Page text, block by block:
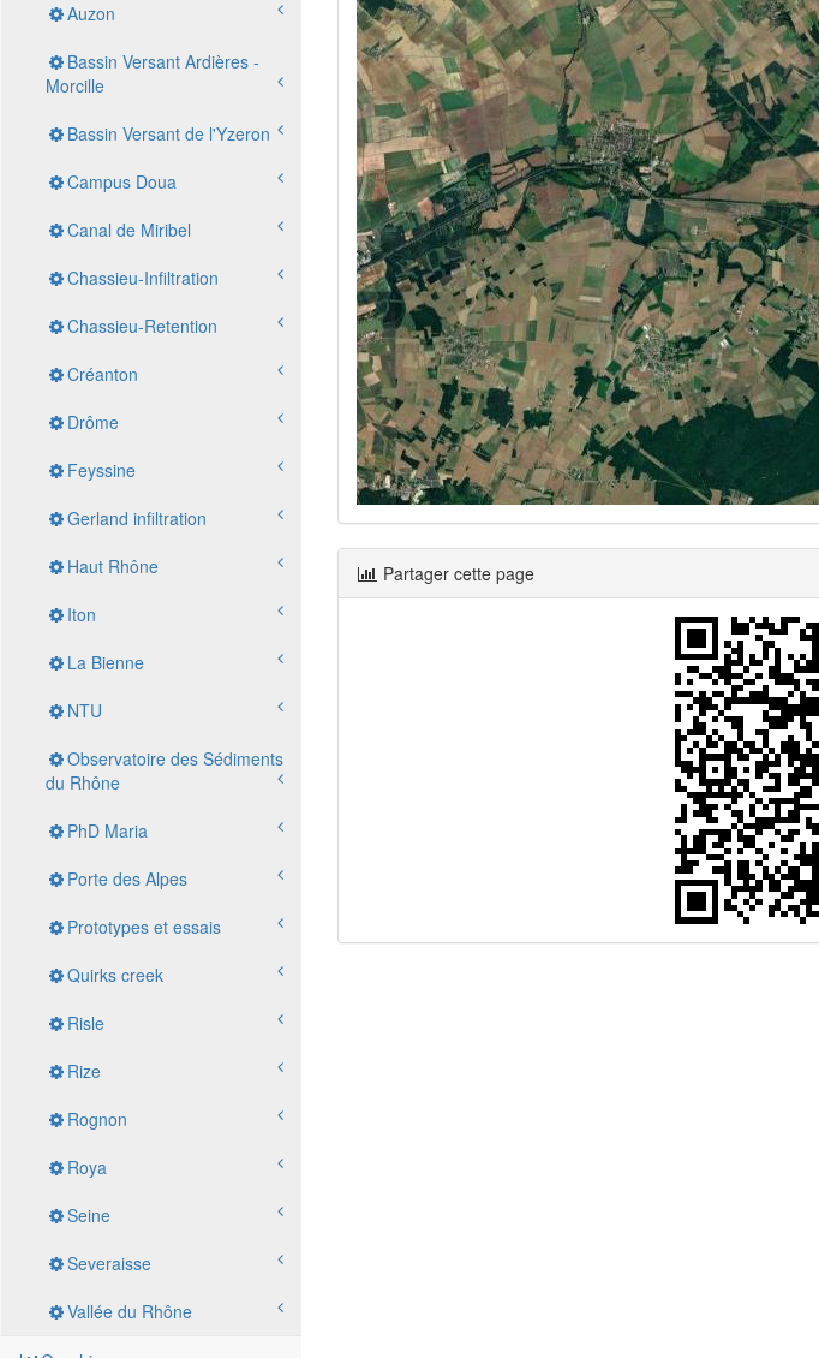
Auzon
Bassin Versant Ardières -
Morcille
Bassin Versant de l'Yzeron
Campus Doua
Canal de Miribel
Chassieu-Infiltration
Chassieu-Retention
Créanton
Drôme
Feyssine
Gerland infiltration
Haut Rhône
Iton
La Bienne
NTU
Observatoire des Sédiments
du Rhône
PhD Maria
Porte des Alpes
Prototypes et essais
Quirks creek
Risle
Rize
Rognon
Roya
Seine
Severaisse
Vallée du Rhône
Partager cette page